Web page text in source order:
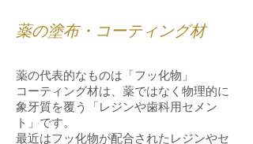
薬の塗布・コーティング材
薬の代表的なものは「フッ化物」
コーティング材は、薬ではなく物理的に
象牙質を覆う「レジンや歯科用セメン
ト」です。
最近はフッ化物が配合されたレジンやセ